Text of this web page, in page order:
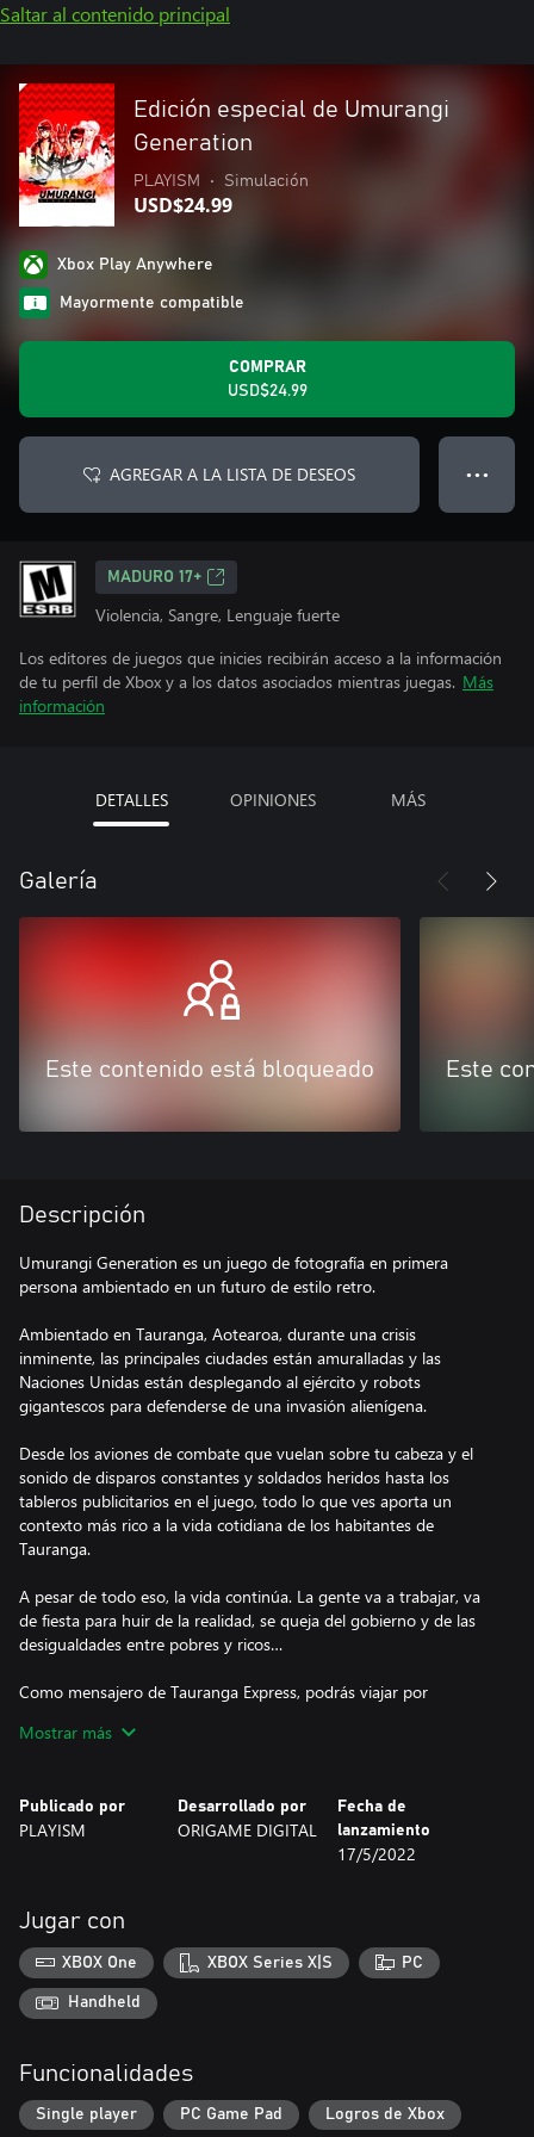
Saltar al contenido principal
Edición especial de Umurangi
Generation
PLAYISM • Simulación
USD$24.99
Xbox Play Anywhere
Mayormente compatible
COMPRAR
USD$24.99
AGREGAR A LA LISTA DE DESEOS ● ● ●
MADURO 17+
Violencia, Sangre, Lenguaje fuerte
Los editores de juegos que inicies recibirán acceso a la información
de tu perfil de Xbox y a los datos asociados mientras juegas. Más
información
DETALLES OPINIONES MÁS
Galería
Este contenido está bloqueado Este
Descripción
Umurangi Generation es un juego de fotografía en primera
persona ambientado en un futuro de estilo retro.
Ambientado en Tauranga, Aotearoa, durante una crisis
inminente, las principales ciudades están amuralladas y las
Naciones Unidas están desplegando al ejército y robots
gigantescos para defenderse de una invasión alienígena.
Desde los aviones de combate que vuelan sobre tu cabeza y el
sonido de disparos constantes y soldados heridos hasta los
tableros publicitarios en el juego, todo lo que ves aporta un
contexto más rico a la vida cotidiana de los habitantes de
Tauranga.
A pesar de todo eso, la vida continúa. La gente va a trabajar, va
de fiesta para huir de la realidad, se queja del gobierno y de las
desigualdades entre pobres y ricos…
Como mensajero de Tauranga Express, podrás viajar por
mundo a través de la lente de tu cámara. A lo largo del juego,
*Esta versión contiene la versión completa para PC, los DLC y
algunos modos adicionales.
Cada foto que tomas se juzga por su color, contenido y
composición. Tomar una foto te otorgará una puntuación en
efectivo, que se destinará a tu pago final. Completa Objetivos de
la forma que prefieras. Una vez que hayas completado estos
objetivos, entrega el paquete para terminar el nivel.
El nuevo equipo para tu cámara se puede desbloquear
encontrando rollos de película, recreando postales, cumpliendo
entregas con tiempo límite o encontrando una manera de incluir
Mostrar más
Publicado por
PLAYISM
Desarrollado por
ORIGAME DIGITAL
Fecha de
lanzamiento
17/5/2022
Jugar con
XBOX One XBOX Series X|S PC
Handheld
Funcionalidades
Single player PC Game Pad Logros de Xbox